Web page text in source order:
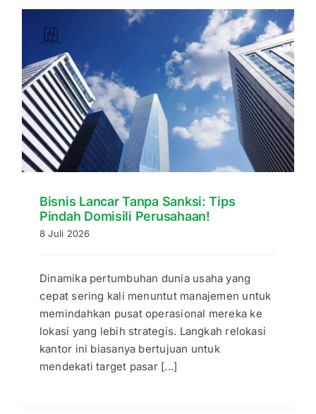
Bisnis Lancar Tanpa Sanksi: Tips
Pindah Domisili Perusahaan!
8 Juli 2026
Dinamika pertumbuhan dunia usaha yang
cepat sering kali menuntut manajemen untuk
memindahkan pusat operasional mereka ke
lokasi yang lebih strategis. Langkah relokasi
kantor ini biasanya bertujuan untuk
mendekati target pasar [...]